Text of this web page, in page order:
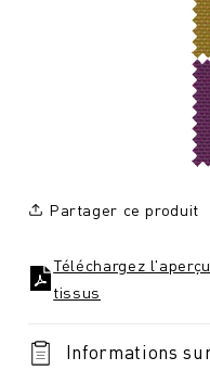
Partager ce produit
Téléchargez
tissus
Informations